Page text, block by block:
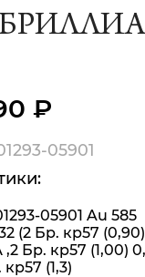
₽
05901
05901 Au 585
(2 Бр. кр57 (0,90)
Бр. кр57 (1,00)
(1,3)